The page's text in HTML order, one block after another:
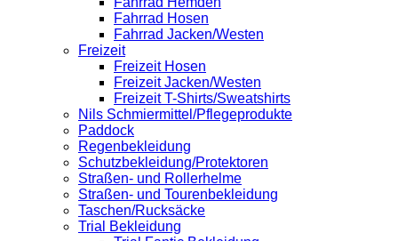
Fahrrad Hosen
Fahrrad Jacken/Westen
Freizeit
Freizeit Hosen
Freizeit Jacken/Westen
Freizeit T-Shirts/Sweatshirts
Nils Schmiermittel/Pflegeprodukte
Paddock
Regenbekleidung
Schutzbekleidung/Protektoren
Straßen- und Rollerhelme
Straßen- und Tourenbekleidung
Taschen/Rucksäcke
Trial Bekleidung